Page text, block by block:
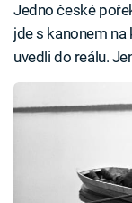
Jedno české
jde s kanonem
uvedli do reálu.